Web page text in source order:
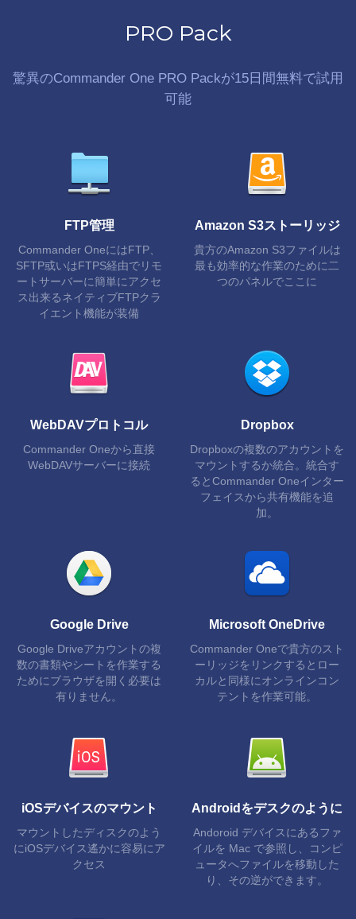
PRO Pack
驚異のCommander One PRO Packが15日間無料で試用
可能
FTP管理
Commander OneにはFTP、
SFTP或いはFTPS経由でリモ
ートサーバーに簡単にアクセ
ス出来るネイティブFTPクラ
イエント機能が装備
Amazon S3ストーリッジ
貴方のAmazon S3ファイルは
最も効率的な作業のために二
つのパネルでここに
WebDAVプロトコル
Commander Oneから直接
WebDAVサーバーに接続
Dropbox
Dropboxの複数のアカウントを
マウントするか統合。統合す
るとCommander Oneインター
フェイスから共有機能を追
加。
Google Drive
Google Driveアカウントの複
数の書類やシートを作業する
ためにブラウザを開く必要は
有りません。
Microsoft OneDrive
Commander Oneで貴方のスト
ーリッジをリンクするとロー
カルと同様にオンラインコン
テントを作業可能。
iOSデバイスのマウント
マウントしたディスクのよう
にiOSデバイス遙かに容易にア
クセス
Androidをデスクのように
Andoroid デバイスにあるファ
イルを Mac で参照し、コンピ
ュータへファイルを移動した
り、その逆ができます。